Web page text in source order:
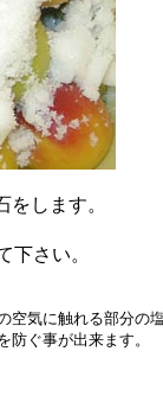
します。
下さい。
空気に触れる部分の
ぐ事が出来ます。